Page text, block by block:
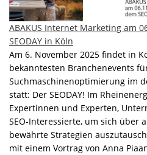
ABAKUS Internet Marketing am
SEODAY in Köln
Am 6. November 2025 findet in
bekanntesten Branchenevents
Suchmaschinenoptimierung im
statt: Der SEODAY! Im
Expertinnen und Experten,
SEO-Interessierte, um sich über
bewährte Strategien
mit einem Vortrag von Anna